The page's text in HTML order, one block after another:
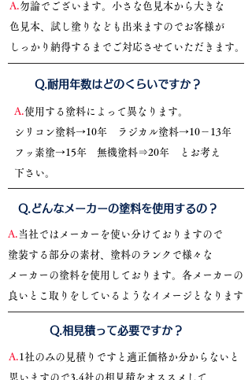
A.勿論でございます。小さな色見本から大きな
色見本、試し塗りなども出来ますのでお客様が
しっかり納得するまでご対応させていただきます。
​Q.耐用年数はどのくらいですか？
A.使用する塗料によって異なります。
シリコン塗料→10年 ラジカル塗料→10－13年
フッ素塗→15年 無機塗料⇒20年 とお考え
下さい。
​Q.どんなメーカーの塗料を使用するの？
A. 当社ではメーカーを使い分けておりますので
塗装する部分の素材、塗料のランクで様々な
メーカーの塗料を使用しております。各メーカーの
良いとこ取りをしているようなイメージとなります
​Q.相見積って必要ですか？
A.1社のみの見積りですと適正価格か分からないと
思いますので3.4社の相見積をオススメして